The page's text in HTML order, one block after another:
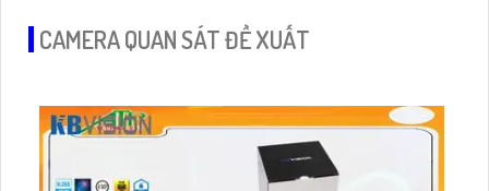
CAMERA QUAN SÁT ĐỀ XUẤT